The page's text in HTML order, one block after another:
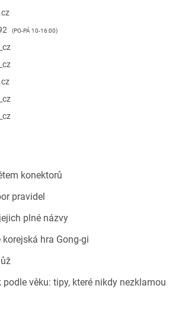
konektorů
pravidel
plné názvy
hra Gong-gi
věku: tipy, které nikdy nezklamou